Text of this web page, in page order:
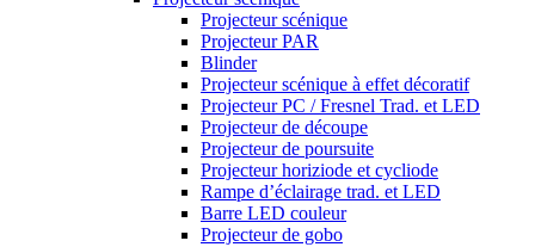
Projecteur scénique
Projecteur PAR
Blinder
Projecteur scénique à effet décoratif
Projecteur PC / Fresnel Trad. et LED
Projecteur de découpe
Projecteur de poursuite
Projecteur horiziode et cycliode
Rampe d’éclairage trad. et LED
Barre LED couleur
Projecteur de gobo